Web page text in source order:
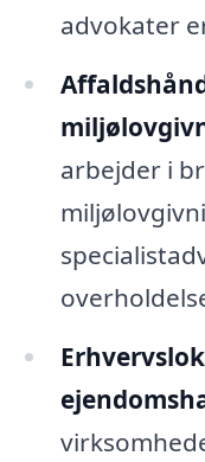
advokater
arbejder i